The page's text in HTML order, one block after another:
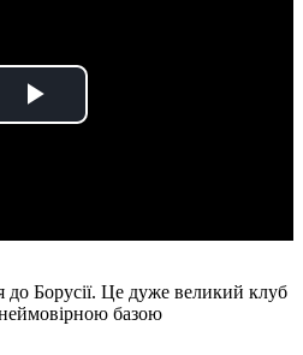
Play
Борусії. Це дуже великий клуб
неймовірною базою